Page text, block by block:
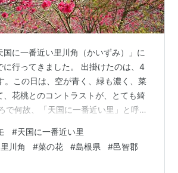
国に一番近い里川角（かいずみ）」に
に行ってきました。 出掛けたのは、4
。この日は、空が青く、緑も濃く、菜
、花桃とのコントラストが、とても綺
で何故、「天国に一番近い里」と呼ば
民自ら『天国に一番近い里』と呼ぶ
落には、2,000本ものハナモモ（花
その美しい花々は、まさに桃源郷のよ
#天国に一番近い里
川角 #菜の花 #島根県 #邑智郡